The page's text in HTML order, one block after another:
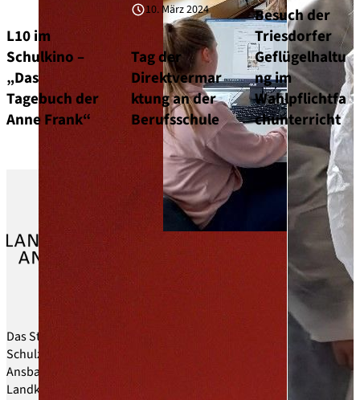
L10 im
Schulkino –
„Das
Tagebuch der
Anne Frank“
10. März 2024
Tag der
Direktvermar
ktung an der
Berufsschule
Besuch der
Triesdorfer
Geflügelhaltu
ng im
Wahlpflichtfa
chunterricht
Das Staatliches Berufliches
Schulzentrum Stammschule
Ansbach ist eine Schule des
Landkreises Ansbach.
Schulgemeinschaft
Schulleitung
Lehrerkollegium